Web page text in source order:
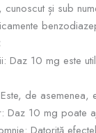
și sub
Daz 10 mg este
de
Daz 10 mg poate